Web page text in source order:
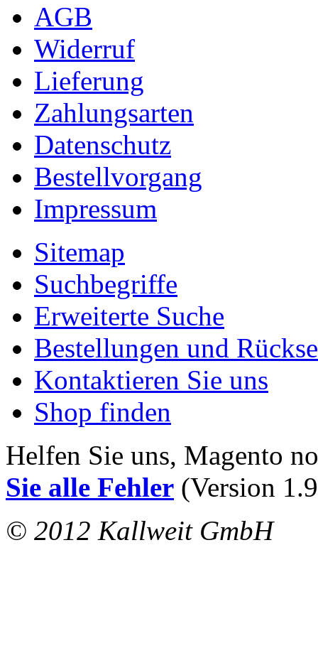
AGB
Widerruf
Lieferung
Zahlungsarten
Datenschutz
Bestellvorgang
Impressum
Sitemap
Suchbegriffe
Erweiterte Suche
Bestellungen und
Kontaktieren Sie uns
Shop finden
Helfen Sie uns, Magento
Sie alle Fehler (Version
© 2012 Kallweit GmbH